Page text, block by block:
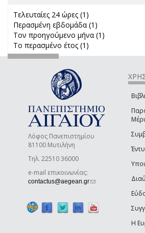
Τελευταίες 24 ώρες (1)
Περασμένη εβδομάδα (1)
Τον προηγούμενο μήνα (1)
Το περασμένο έτος (1)
Λόφος Πανεπιστημίου
81100 Μυτιλήνη
Τηλ. 22510 36000
e-mail επικοινωνίας:
contactus@aegean.gr(link sends e-mail)
Η